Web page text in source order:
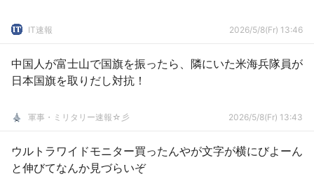
IT速報 2026/5/8(Fr) 13:46
中国人が富士山で国旗を振ったら、隣にいた米海兵隊員が
日本国旗を取りだし対抗！
軍事・ミリタリー速報☆彡 2026/5/8(Fr) 13:43
ウルトラワイドモニター買ったんやが文字が横にびよーん
と伸びてなんか見づらいぞ